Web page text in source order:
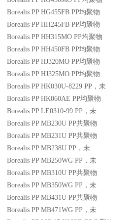
Borealis PP HG455FB PP均聚物
Borealis PP HH245FB PP均聚物
Borealis PP HH315MO PP均聚物
Borealis PP HH450FB PP均聚物
Borealis PP HJ320MO PP均聚物
Borealis PP HJ325MO PP均聚物
Borealis PP HK030U-8229 PP ，未
Borealis PP HK060AE PP均聚物
Borealis PP LE0310-99 PP ，未
Borealis PP MB230U PP共聚物
Borealis PP MB231U PP共聚物
Borealis PP MB238U PP ，未
Borealis PP MB250WG PP ，未
Borealis PP MB310U PP共聚物
Borealis PP MB350WG PP ，未
Borealis PP MB431U PP共聚物
Borealis PP MB471WG PP ，未